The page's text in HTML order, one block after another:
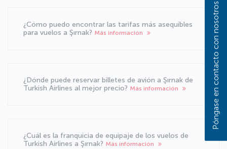
¿Cómo puedo encontrar las tarifas más asequibles
para vuelos a Şırnak? Más información
¿Dónde puede reservar billetes de avión a Şırnak de
Turkish Airlines al mejor precio? Más información
¿Cuál es la franquicia de equipaje de los vuelos de
Turkish Airlines a Şırnak? Más información
Póngase en contacto con nosotros